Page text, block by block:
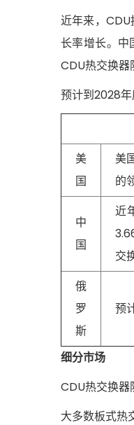
近年来，
长率增长。
CDU热交换器
预计到2028年
美
国
美
的
中
国
近
交
俄
罗
斯
预
细分市场
CDU热交换器
大多数板式热